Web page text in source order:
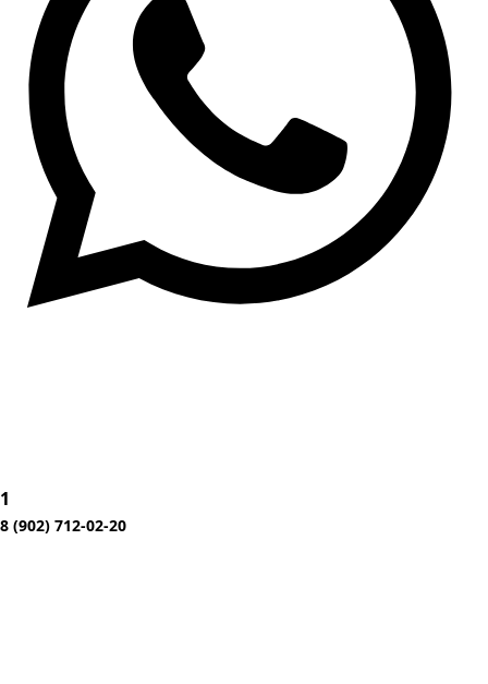
1
8 (902) 712-02-20